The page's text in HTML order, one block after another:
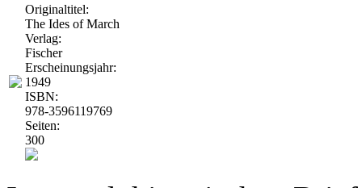
Originaltitel:
The Ides of March
Verlag:
Fischer
Erscheinungsjahr:
1949
ISBN:
978-3596119769
Seiten:
300